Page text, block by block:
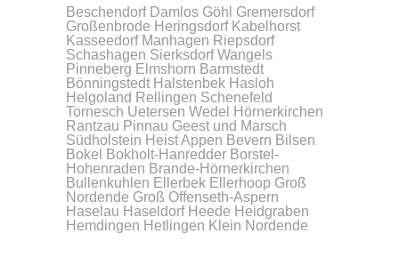
Beschendorf Damlos Göhl Gremersdorf
Großenbrode Heringsdorf Kabelhorst
Kasseedorf Manhagen Riepsdorf
Schashagen Sierksdorf Wangels
Pinneberg Elmshorn Barmstedt
Bönningstedt Halstenbek Hasloh
Helgoland Rellingen Schenefeld
Tornesch Uetersen Wedel
Hörnerkirchen
Rantzau Pinnau Geest und Marsch
Südholstein HeistAppen Bevern Bilsen
Bokel
Bokholt-Hanredder Borstel-
Hohenraden Brande-Hörnerkirchen
Bullenkuhlen Ellerbek Ellerhoop Groß
Nordende Groß Offenseth-Aspern
Haselau Haseldorf Heede Heidgraben
Hemdingen Hetlingen Klein Nordende